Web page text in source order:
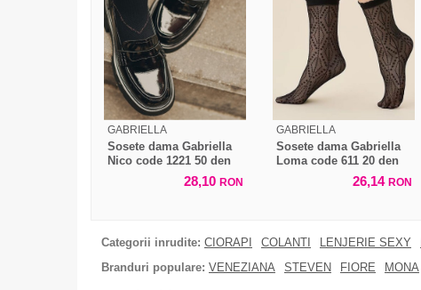
GABRIELLA
Sosete dama Gabriella
Nico code 1221 50 den
28,10 RON
GABRIELLA
Sosete dama Gabriella
Loma code 611 20 den
26,14 RON
Categorii inrudite: CIORAPI COLANTI LENJERIE SEXY
Branduri populare: VENEZIANA STEVEN FIORE MONA